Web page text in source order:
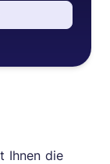
Ihnen die